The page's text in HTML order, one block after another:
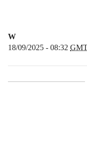
W
18/09/2025 - 08:32